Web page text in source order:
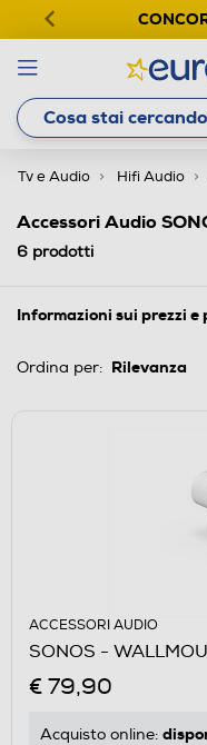
Tv e Audio Hifi Audio
Accessori Audio
6 prodotti
Informazioni sui prezzi
Ordina per:
ACCESSORI AUDIO
SONOS -
€ 79,90
Acquisto online: